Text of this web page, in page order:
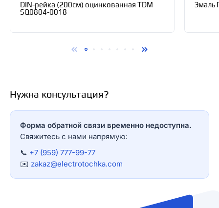
DIN-рейка (200см) оцинкованная TDM
SQ0804-0018
Эмаль
Нужна консультация?
Форма обратной связи временно недоступна.
Свяжитесь с нами напрямую:
📞 +7 (959) 777-99-77
✉️ zakaz@electrotochka.com